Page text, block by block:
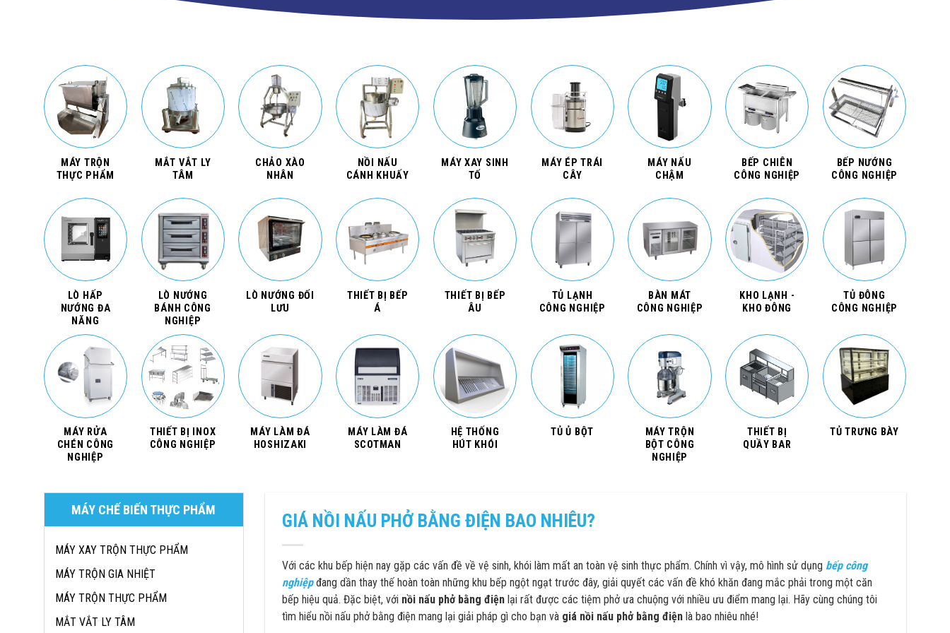
MÁY TRỘN
THỰC PHẨM
MẮT VẮT LY
TÂM
CHẢO XÀO
NHÂN
NỒI NẤU
CÁNH KHUẤY
MÁY XAY SINH
TỐ
MÁY ÉP TRÁI
CÂY
MÁY NẤU
CHẬM
BẾP CHIÊN
CÔNG NGHIỆP
BẾP NƯỚNG
CÔNG NGHIỆP
LÒ HẤP
NƯỚNG ĐA
NĂNG
LÒ NƯỚNG
BÁNH CÔNG
NGHIỆP
LÒ NƯỚNG ĐỐI
LƯU
THIẾT BỊ BẾP
Á
THIẾT BỊ BẾP
ÂU
TỦ LẠNH
CÔNG NGHIỆP
BÀN MÁT
CÔNG NGHIỆP
KHO LẠNH -
KHO ĐÔNG
TỦ ĐÔNG
CÔNG NGHIỆP
MÁY RỬA
CHÉN CÔNG
NGHIỆP
THIẾT BỊ INOX
CÔNG NGHIỆP
MÁY LÀM ĐÁ
HOSHIZAKI
MÁY LÀM ĐÁ
SCOTMAN
HỆ THỐNG
HÚT KHÓI
TỦ Ủ BỘT
MÁY TRỘN
BỘT CÔNG
NGHIỆP
THIẾT BỊ
QUẦY BAR
TỦ TRƯNG BÀY
MÁY CHẾ BIẾN THỰC PHẨM
MÁY XAY TRỘN THỰC PHẨM
MÁY TRỘN GIA NHIỆT
MÁY TRỘN THỰC PHẨM
MẮT VẮT LY TÂM
GIÁ NỒI NẤU PHỞ BẰNG ĐIỆN BAO NHIÊU?
Với các khu bếp hiện nay gặp các vấn đề về vệ sinh, khói làm mất an toàn vệ sinh thực phẩm. Chính vì vậy, mô hình sử dụng bếp công
nghiệpđang dần thay thế hoàn toàn những khu bếp ngột ngạt trước đây, giải quyết các vấn đề khó khăn đang mắc phải trong một căn
bếp hiệu quả. Đặc biệt, với nồi nấu phở bằng điệnlại rất được các tiệm phở ưa chuộng với nhiều ưu điểm mang lại. Hãy cùng chúng tôi
tìm hiểu nồi nấu phở bằng điện mang lại giải pháp gì cho bạn và giá nồi nấu phở bằng điệnlà bao nhiêu nhé!